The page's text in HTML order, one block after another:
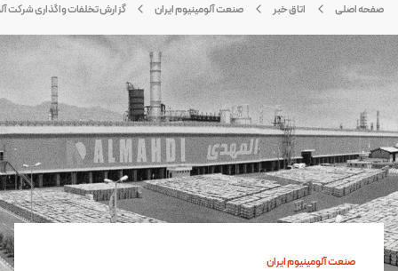
صفحه اصلی اتاق خبر صنعت آلومینیوم ایران گزارش تخلفات واگذاری شرکت
صنعت آلومینیوم ایران